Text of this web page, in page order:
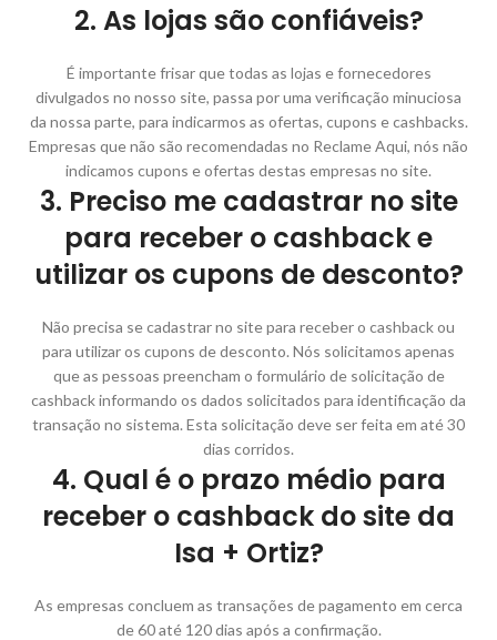
2. As lojas são confiáveis?
É importante frisar que todas as lojas e fornecedores
divulgados no nosso site, passa por uma verificação minuciosa
da nossa parte, para indicarmos as ofertas, cupons e cashbacks.
Empresas que não são recomendadas no Reclame Aqui, nós não
indicamos cupons e ofertas destas empresas no site.
3. Preciso me cadastrar no site
para receber o cashback e
utilizar os cupons de desconto?
Não precisa se cadastrar no site para receber o cashback ou
para utilizar os cupons de desconto. Nós solicitamos apenas
que as pessoas preencham o formulário de solicitação de
cashback informando os dados solicitados para identificação da
transação no sistema. Esta solicitação deve ser feita em até 30
dias corridos.
4. Qual é o prazo médio para
receber o cashback do site da
Isa + Ortiz?
As empresas concluem as transações de pagamento em cerca
de 60 até 120 dias após a confirmação.